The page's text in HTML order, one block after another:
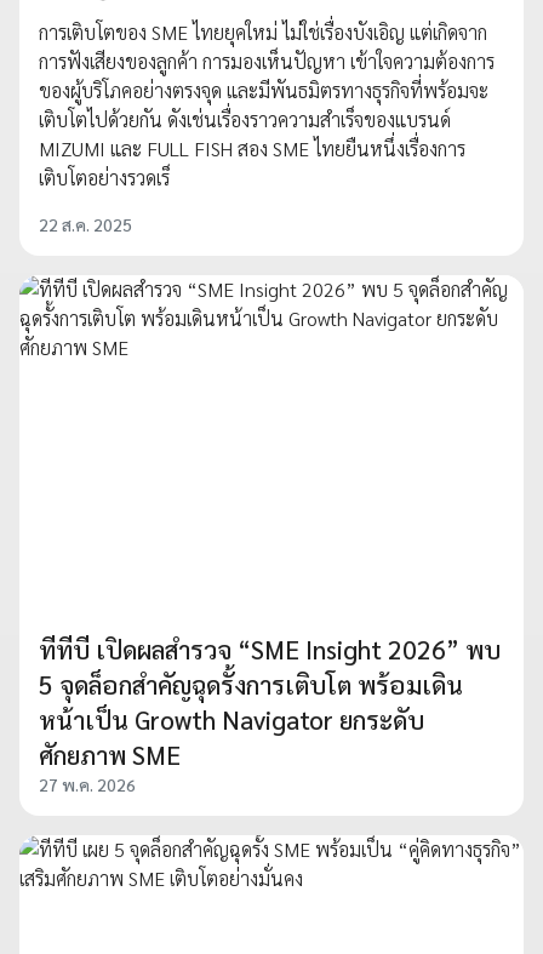
การเติบโตของ SME ไทยยุคใหม่ ไม่ใช่เรื่องบังเอิญ แต่เกิดจาก
การฟังเสียงของลูกค้า การมองเห็นปัญหา เข้าใจความต้องการ
ของผู้บริโภคอย่างตรงจุด และมีพันธมิตรทางธุรกิจที่พร้อมจะ
เติบโตไปด้วยกัน ดังเช่นเรื่องราวความสำเร็จของแบรนด์
MIZUMI และ FULL FISH สอง SME ไทยยืนหนึ่งเรื่องการ
เติบโตอย่างรวดเร็
22 ส.ค. 2025
ทีทีบี เปิดผลสำรวจ “SME Insight 2026” พบ
5 จุดล็อกสำคัญฉุดรั้งการเติบโต พร้อมเดิน
หน้าเป็น Growth Navigator ยกระดับ
ศักยภาพ SME
27 พ.ค. 2026